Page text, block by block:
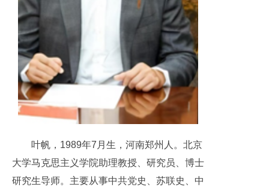
叶帆，1989年7月生，河南郑州人。北京
大学马克思主义学院助理教授、研究员、博士
研究生导师。主要从事中共党史、苏联史、中